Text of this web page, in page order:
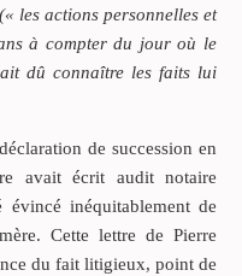
(« les actions personnelles et
à compter du jour où le
dû connaître les faits lui
de succession en
avait écrit audit notaire
évincé inéquitablement de
Cette lettre de Pierre
du fait litigieux, point de